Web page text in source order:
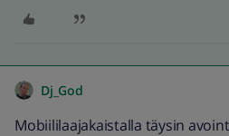
Dj_God
Mobiililaajakaistalla täysin